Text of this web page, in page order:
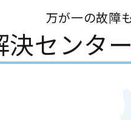
万が一の故障
決センタ